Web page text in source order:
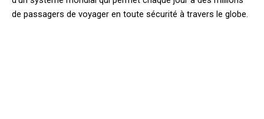
de passagers de voyager en toute sécurité à travers le globe.